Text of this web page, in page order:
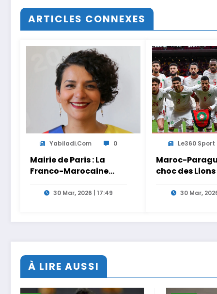
ARTICLES CONNEXES
Yabiladi.com 0
Mairie de Paris : La
Franco-Marocaine
Lamia El Aaraje
nommée première
30 Mar, 2026 | 17:49
Le360 Sport
Maroc-
choc des
Ouahbi en
Arryadia
30 Mar,
À LIRE AUSSI